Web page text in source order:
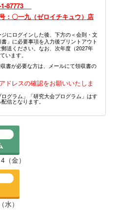
1-87773
：〇一九（ゼロイチキュウ）店
にログインした後、下方の＜会則・文
」に必要事項を入力後プリントアウト
送ください。なお、次年度（2027年
います。
書が必要な方は、メールにて領収書の
レスの確認をお願いいたしま
グラム」「研究大会プログラム」はす
信となります。
金）
）